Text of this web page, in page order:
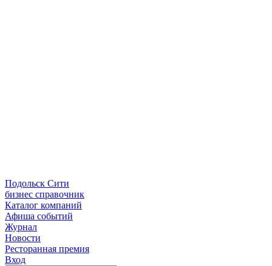
Подольск Сити
бизнес справочник
Каталог компаний
Афиша событий
Журнал
Новости
Ресторанная премия
Вход